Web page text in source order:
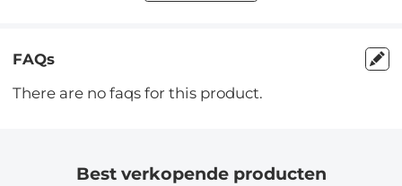
FAQs
There are no faqs for this product.
Best verkopende producten